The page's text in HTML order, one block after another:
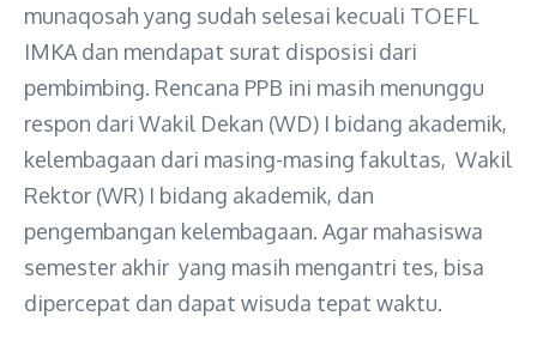
munaqosah yang sudah selesai kecuali TOEFL
IMKA dan mendapat surat disposisi dari
pembimbing. Rencana PPB ini masih menunggu
respon dari Wakil Dekan (WD) I bidang akademik,
kelembagaan dari masing-masing fakultas, Wakil
Rektor (WR) I bidang akademik, dan
pengembangan kelembagaan. Agar mahasiswa
semester akhir yang masih mengantri tes, bisa
dipercepat dan dapat wisuda tepat waktu.